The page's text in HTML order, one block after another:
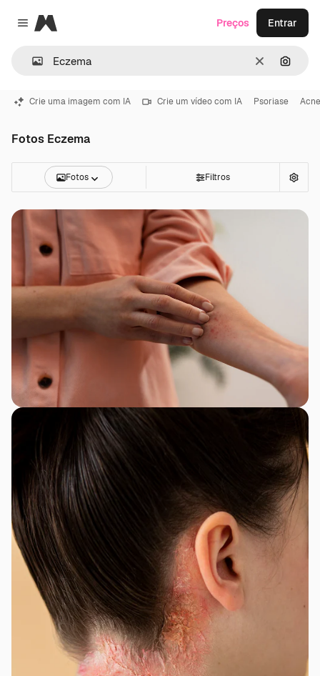
Close menu
Magnific
Limpar
Preços Entrar
Crie uma imagem com IA Crie um vídeo com IA Psoriase Acne
Fotos Eczema
Fotos Filtros